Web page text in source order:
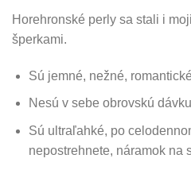
Horehronské perly sa stali i
šperkami.
Sú jemné, nežné,
Nesú v sebe obrovskú
Sú ultraľahké, po
nepostrehnete, náramok na